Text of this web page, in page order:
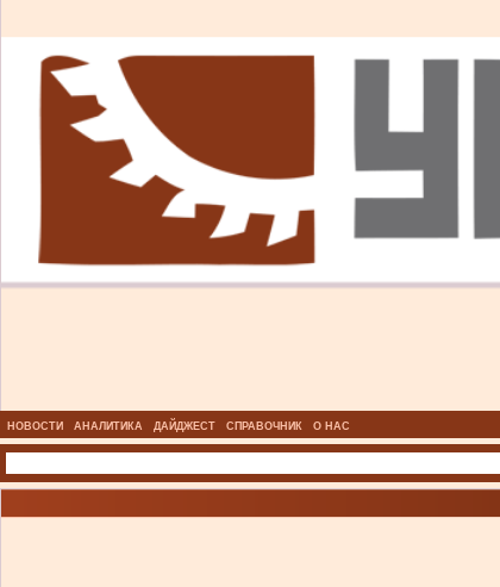
НОВОСТИ АНАЛИТИКА ДАЙДЖЕСТ СПРАВОЧНИК О НАС